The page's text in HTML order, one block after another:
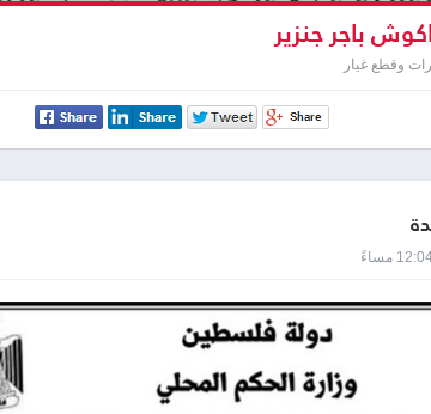
باجر جنزير
وقطع غيار